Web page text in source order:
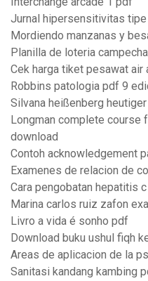
Jurnal hipersensitivitas tipe
Mordiendo manzanas y
Planilla de loteria
Cek harga tiket pesawat air
Robbins patologia pdf 9
Silvana heißenberg heutiger
Longman complete
download
Contoh acknowledgement
Examenes de relacion de
Cara pengobatan hepatitis c
Marina carlos ruiz zafon
Livro a vida é sonho pdf
Download buku ushul fiqh
Areas de aplicacion de la
Sanitasi kandang kambing